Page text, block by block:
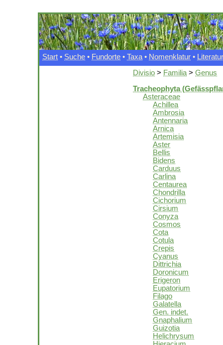
Start • Suche • Fundorte • Taxa • Nomenklatur • Literatur
Divisio > Familia > Genus
Tracheophyta
Asteraceae
Achillea
Ambrosia
Antennaria
Arnica
Artemisia
Aster
Bellis
Bidens
Carduus
Carlina
Centaurea
Chondrilla
Cichorium
Cirsium
Conyza
Cosmos
Cota
Cotula
Crepis
Cyanus
Dittrichia
Doronicum
Erigeron
Eupatorium
Filago
Galatella
Gen. indet.
Gnaphalium
Guizotia
Helichrysum